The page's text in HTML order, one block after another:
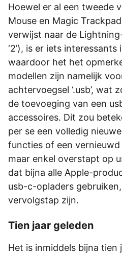
Hoewel er al een tweede
Mouse en Magic
verwijst naar de
‘2’), is er iets
waardoor het het
modellen zijn namelijk
achtervoegsel ‘.usb’, wat
de toevoeging van een
accessoires. Dit zou
per se een volledig
functies of een
maar enkel overstapt op
dat bijna alle Apple-
usb-c-opladers
vervolgstap zijn.
Tien jaar geleden
Het is inmiddels bijna tien